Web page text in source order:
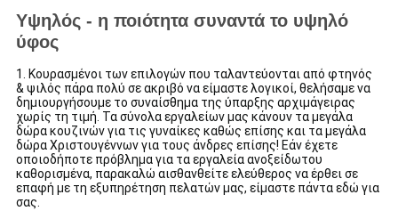
Υψηλός - η ποιότητα συναντά το υψηλό
ύφος
1. Κουρασμένοι των επιλογών που ταλαντεύονται από φτηνός
& ψιλός πάρα πολύ σε ακριβό να είμαστε λογικοί, θελήσαμε να
δημιουργήσουμε το συναίσθημα της ύπαρξης αρχιμάγειρας
χωρίς τη τιμή. Τα σύνολα εργαλείων μας κάνουν τα μεγάλα
δώρα κουζινών για τις γυναίκες καθώς επίσης και τα μεγάλα
δώρα Χριστουγέννων για τους άνδρες επίσης! Εάν έχετε
οποιοδήποτε πρόβλημα για τα εργαλεία ανοξείδωτου
καθορισμένα, παρακαλώ αισθανθείτε ελεύθερος να έρθει σε
επαφή με τη εξυπηρέτηση πελατών μας, είμαστε πάντα εδώ για
σας.